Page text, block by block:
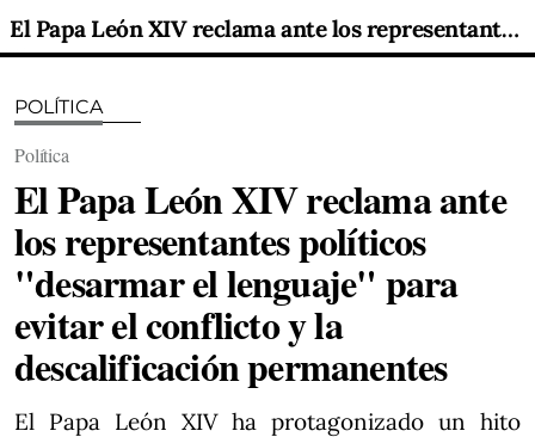
El Papa León XIV reclama ante los representantes políticos "desarmar el lenguaje" para evitar el conflicto y la descalificación permanentes
POLÍTICA
Política
El Papa León XIV reclama ante
los representantes políticos
"desarmar el lenguaje" para
evitar el conflicto y la
descalificación permanentes
El Papa León XIV ha protagonizado un hito